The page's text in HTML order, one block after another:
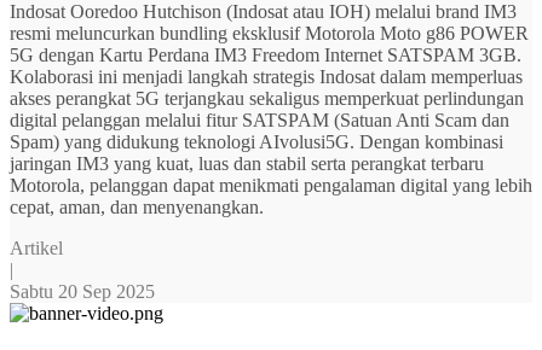
Indosat Ooredoo Hutchison (Indosat atau IOH) melalui brand IM3
resmi meluncurkan bundling eksklusif Motorola Moto g86 POWER
5G dengan Kartu Perdana IM3 Freedom Internet SATSPAM 3GB.
Kolaborasi ini menjadi langkah strategis Indosat dalam memperluas
akses perangkat 5G terjangkau sekaligus memperkuat perlindungan
digital pelanggan melalui fitur SATSPAM (Satuan Anti Scam dan
Spam) yang didukung teknologi AIvolusi5G. Dengan kombinasi
jaringan IM3 yang kuat, luas dan stabil serta perangkat terbaru
Motorola, pelanggan dapat menikmati pengalaman digital yang lebih
cepat, aman, dan menyenangkan.
Artikel
|
Sabtu 20 Sep 2025